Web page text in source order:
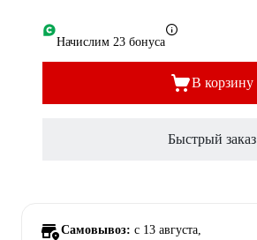
Начислим 23 бонуса
В корзину
Быстрый заказ
Самовывоз: c 13 августа,